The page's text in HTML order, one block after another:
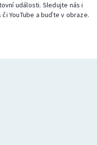
události. Sledujte nás i
YouTube a buďte v obraze.